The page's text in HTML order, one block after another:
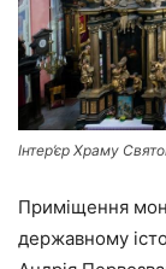
Інтер’єр Храму
Приміщення
державному